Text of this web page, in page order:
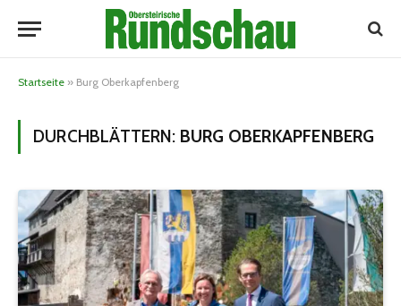
Startseite » Burg Oberkapfenberg
DURCHBLÄTTERN: BURG OBERKAPFENBERG